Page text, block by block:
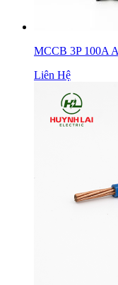
MCCB 3P 100A
Liên Hệ